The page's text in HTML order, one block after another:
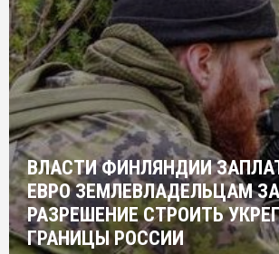
ВЛАСТИ ФИНЛЯНДИИ
ЕВРО ЗЕМЛЕВЛАДЕЛЬЦАМ ЗА
РАЗРЕШЕНИЕ СТРОИТЬ
ГРАНИЦЫ РОССИИ